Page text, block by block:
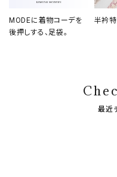
MODEに着物コーデを
後押しする、足袋。
半衿
最近